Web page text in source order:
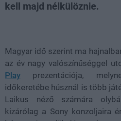
kell majd nélkülöznie.
Magyar idő szerint ma
az év nagy valószínűséggel
Play prezentációja,
időkeretébe húsznál is több
Laikus néző számára
kizárólag a Sony konzoljaira